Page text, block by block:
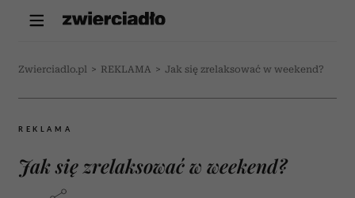
Zwierciadlo.pl > REKLAMA > Jak się zrelaksować w weekend?
REKLAMA
Jak się zrelaksować w weekend?